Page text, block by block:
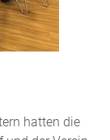
hatten die